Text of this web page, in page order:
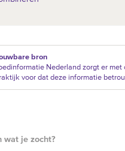
bron
Nederland zorgt er
voor dat deze informatie
wat je zocht?